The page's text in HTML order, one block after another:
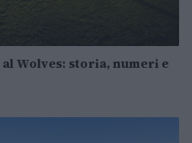
Wolves: storia, numeri e